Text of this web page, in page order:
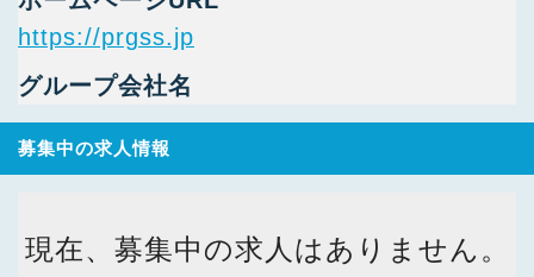
https://prgss.jp
グループ会社名
募集中の求人情報
現在、募集中の求人はありません。